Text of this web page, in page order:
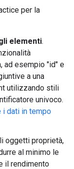
per la
elementi.
ad esempio "id" e
a una
utilizzando stili
univoco.
i dati in tempo
oggetti proprietà,
al minimo le
il rendimento